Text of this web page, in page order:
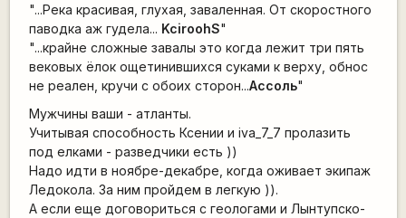
"...Река красивая, глухая, заваленная. От скоростного
паводка аж гудела... KciroohS"
"...крайне сложные завалы это когда лежит три пять
вековых ёлок ощетинившихся суками к верху, обнос
не реален, кручи с обоих сторон...Ассоль"
Мужчины ваши - атланты.
Учитывая способность Ксении и iva_7_7 пролазить
под елками - разведчики есть ))
Надо идти в ноябре-декабре, когда оживает экипаж
Ледокола. За ним пройдем в легкую )).
А если еще договориться с геологами и Лынтупско-